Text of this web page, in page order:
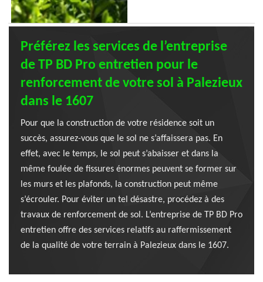
Préférez les services de l’entreprise
de TP BD Pro entretien pour le
renforcement de votre sol à Palezieux
dans le 1607
Pour que la construction de votre résidence soit un
succès, assurez-vous que le sol ne s’affaissera pas. En
effet, avec le temps, le sol peut s’abaisser et dans la
même foulée de fissures énormes peuvent se former sur
les murs et les plafonds, la construction peut même
s’écrouler. Pour éviter un tel désastre, procédez à des
travaux de renforcement de sol. L’entreprise de TP BD Pro
entretien offre des services relatifs au raffermissement
de la qualité de votre terrain à Palezieux dans le 1607.